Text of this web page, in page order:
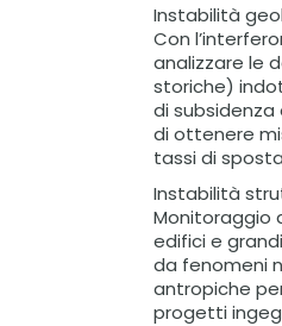
Instabilità
Con
analizzare le
storiche)
di
di ottenere
tassi di
Instabilità
Monitoraggio
edifici e
da fenomeni
antropiche
progetti